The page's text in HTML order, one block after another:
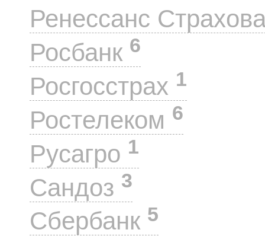
Ренессанс
Росбанк 6
Росгосстрах 1
Ростелеком 6
Русагро 1
Сандоз 3
Сбербанк 5